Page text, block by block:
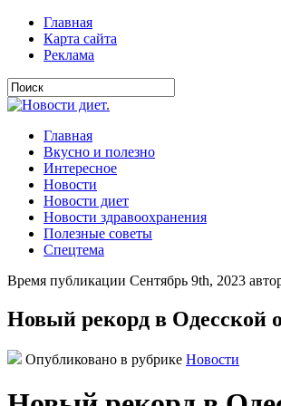
Главная
Карта сайта
Реклама
Главная
Вкусно и полезно
Интересное
Новости
Новости диет
Новости здравоохранения
Полезные советы
Спецтема
Время публикации Сентябрь 9th, 2023
Новый рекорд в Одесской
Опубликовано в рубрике Новости